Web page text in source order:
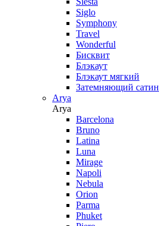
Siglo
Symphony
Travel
Wonderful
Бисквит
Блэкаут
Блэкаут мягкий
Затемняющий сатин
Arya
Arya
Barcelona
Bruno
Latina
Luna
Mirage
Napoli
Nebula
Orion
Parma
Phuket